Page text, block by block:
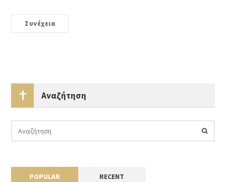
Συνέχεια
Αναζήτηση
POPULAR RECENT